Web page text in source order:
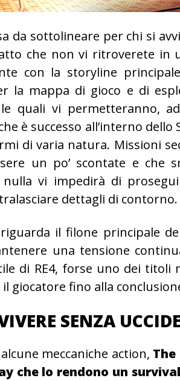
da sottolineare per chi si
che non vi ritroverete in
con la storyline
la mappa di gioco e di
le quali vi permetteranno,
è successo all’interno
di varia natura. Missioni
un po’ scontate e che
nulla vi impedirà di
dettagli di contorno.
il filone principale
una tensione
di RE4, forse uno dei titoli
giocatore fino alla
SENZA
meccaniche action,
che lo rendono un